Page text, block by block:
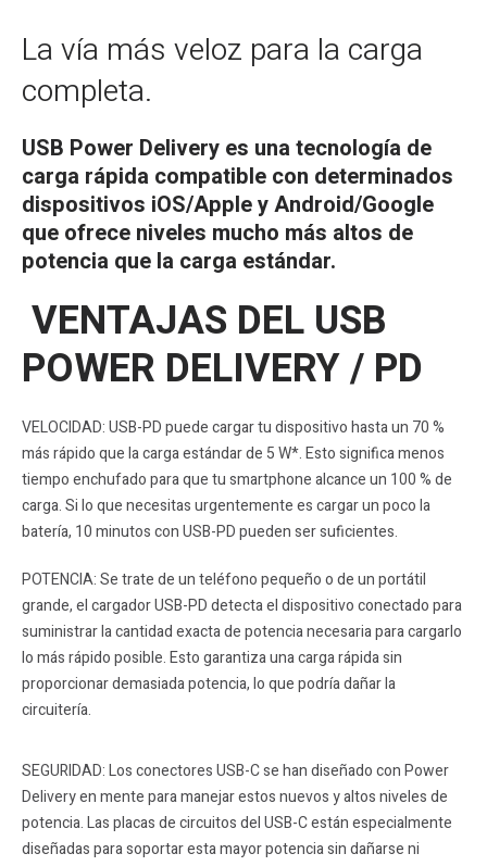
La vía más veloz para la carga
completa.
USB Power Delivery es una tecnología de
carga rápida compatible con determinados
dispositivos iOS/Apple y Android/Google
que ofrece niveles mucho más altos de
potencia que la carga estándar.
VENTAJAS DEL USB
POWER DELIVERY / PD
VELOCIDAD: USB-PD puede cargar tu dispositivo hasta un 70 %
más rápido que la carga estándar de 5 W*. Esto significa menos
tiempo enchufado para que tu smartphone alcance un 100 % de
carga. Si lo que necesitas urgentemente es cargar un poco la
batería, 10 minutos con USB-PD pueden ser suficientes.
POTENCIA: Se trate de un teléfono pequeño o de un portátil
grande, el cargador USB-PD detecta el dispositivo conectado para
suministrar la cantidad exacta de potencia necesaria para cargarlo
lo más rápido posible. Esto garantiza una carga rápida sin
proporcionar demasiada potencia, lo que podría dañar la
circuitería.
SEGURIDAD: Los conectores USB-C se han diseñado con Power
Delivery en mente para manejar estos nuevos y altos niveles de
potencia. Las placas de circuitos del USB-C están especialmente
diseñadas para soportar esta mayor potencia sin dañarse ni